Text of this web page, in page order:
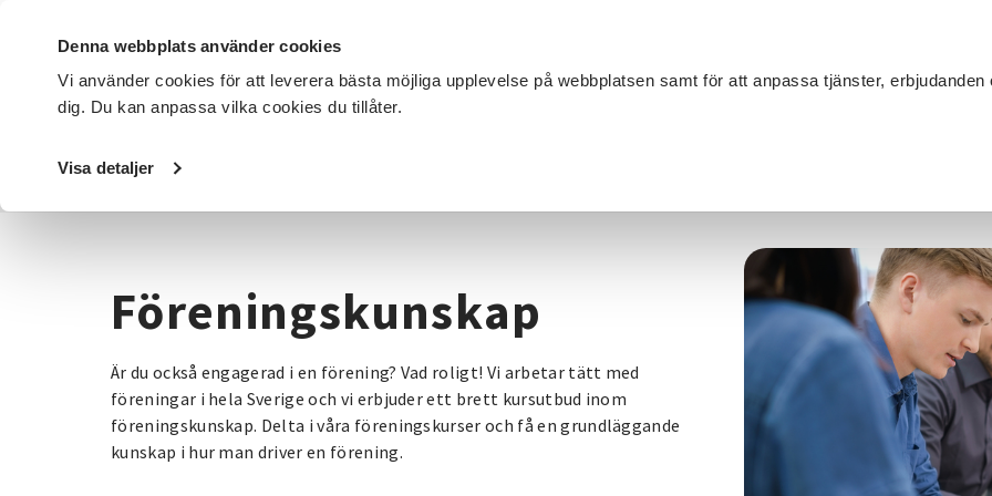
Denna webbplats använder cookies
Vi använder cookies för att leverera bästa möjliga upplevelse på webbplatsen samt för att anpassa tjänster, erbjudanden
dig. Du kan anpassa vilka cookies du tillåter.
Visa detaljer
DET HÄR GÖR VI FÖR DIG SOM SÖK KURSER OCH EVENEMANG
Startsida / Kurser och evenemang
Föreningskunskap
Är du också engagerad i en förening? Vad roligt! Vi arbetar tätt med
föreningar i hela Sverige och vi erbjuder ett brett kursutbud inom
föreningskunskap. Delta i våra föreningskurser och få en grundläggande
kunskap i hur man driver en förening.